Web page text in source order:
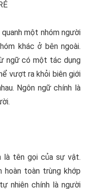
một nhóm người
khác ở bên ngoài.
ngữ có một tác dụng
vượt ra khỏi biên giới
Ngôn ngữ chính là
là tên gọi của sự vật.
toàn trùng khớp
nhiên chính là người